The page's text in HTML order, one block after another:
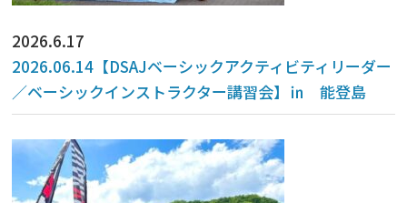
2026.6.17
2026.06.14【DSAJベーシックアクティビティリーダー
／ベーシックインストラクター講習会】㏌ 能登島